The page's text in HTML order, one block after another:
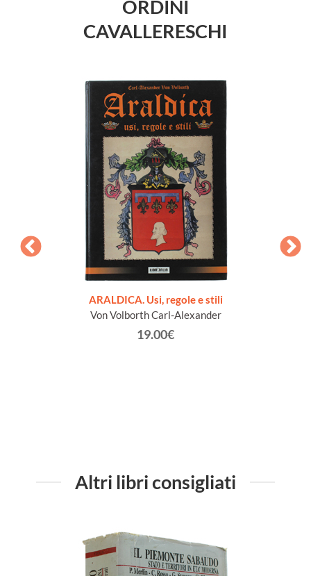
ORDINI
CAVALLERESCHI
ARALDICA. Usi, regole e stili
Von Volborth Carl-Alexander
19.00€
Altri libri consigliati